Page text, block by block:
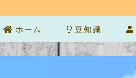
ホーム 豆知識